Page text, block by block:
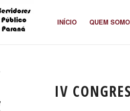
INÍCIO QUEM
IV